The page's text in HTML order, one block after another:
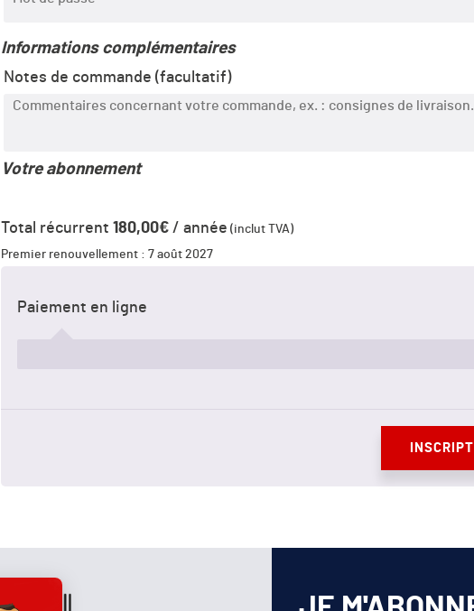
Informations complémentaires
Notes de commande (facultatif)
Votre abonnement
Total récurrent 180,00€ / année (inclut TVA)
Premier renouvellement : 7 août 2027
Paiement en ligne